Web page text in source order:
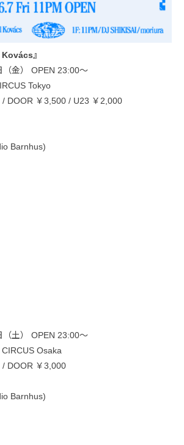
』
（金） OPEN 23:00〜
Tokyo
/ DOOR ￥3,500 / U23 ￥2,000
Barnhus)
（土） OPEN 23:00〜
Osaka
/ DOOR ￥3,000
Barnhus)